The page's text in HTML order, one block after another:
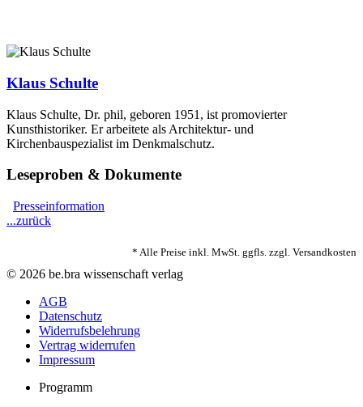
Klaus Schulte
Klaus Schulte, Dr. phil, geboren 1951, ist promovierter
Kunsthistoriker. Er arbeitete als Architektur- und
Kirchenbauspezialist im Denkmalschutz.
Leseproben & Dokumente
Presseinformation
...zurück
* Alle Preise inkl. MwSt. ggfls. zzgl. Versandkosten
© 2026 be.bra wissenschaft verlag
AGB
Datenschutz
Widerrufsbelehrung
Vertrag widerrufen
Impressum
Programm